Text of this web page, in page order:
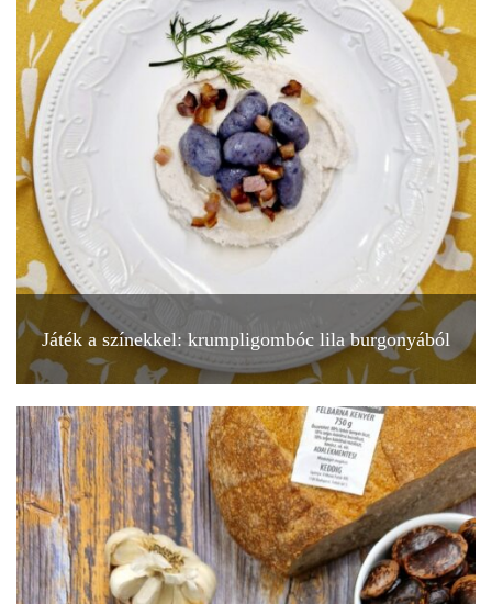
Játék a színekkel: krumpligombóc lila burgonyából